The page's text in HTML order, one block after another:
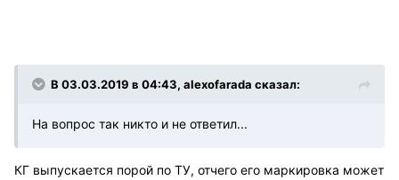
В 03.03.2019 в 04:43, alexofarada сказал:
На вопрос так никто и не ответил...
КГ выпускается порой по ТУ, отчего его маркировка может